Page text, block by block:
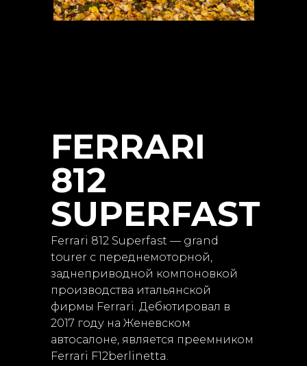
FERRARI
812
SUPERFAST
Ferrari 812 Superfast — grand
tourer с переднемоторной,
заднеприводной компоновкой
производства итальянской
фирмы Ferrari. Дебютировал в
2017 году на Женевском
автосалоне, является преемником
Ferrari F12berlinetta.